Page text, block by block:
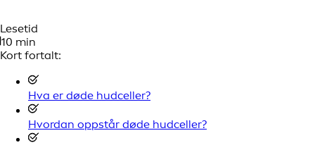
Lesetid
10 min
Kort fortalt:
Hva er døde hudceller?
Hvordan oppstår døde hudceller?